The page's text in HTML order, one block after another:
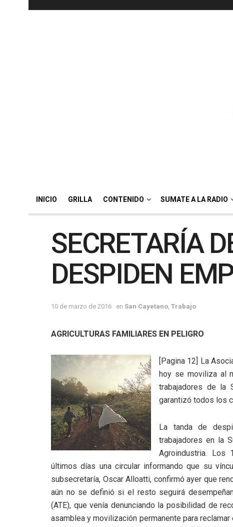
INICIO GRILLA CONTENIDO SUMATE A LA RADIO
SECRETARÍA
DESPIDEN
10 de marzo de 2016 en San Cayetano, Trabajo
AGRICULTURAS FAMILIARES EN PELIGRO
[Pagina 12] La
hoy se moviliza al
trabajadores de la
garantizó todos los
La tanda de
trabajadores en la
Agroindustria. Los
últimos días una circular informando que su
subsecretaría, Oscar Alloatti, confirmó ayer que
aún no se definió si el resto seguirá
(ATE), que venía denunciando la posibilidad de
asamblea y movilización permanente para